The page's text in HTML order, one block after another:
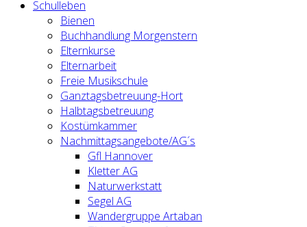
Schulleben
Bienen
Buchhandlung Morgenstern
Elternkurse
Elternarbeit
Freie Musikschule
Ganztagsbetreuung-Hort
Halbtagsbetreuung
Kostümkammer
Nachmittagsangebote/AG´s
Gfl Hannover
Kletter AG
Naturwerkstatt
Segel AG
Wandergruppe Artaban